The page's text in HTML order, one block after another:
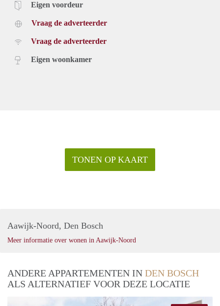
Eigen voordeur
Vraag de adverteerder
Vraag de adverteerder
Eigen woonkamer
TONEN OP KAART
Aawijk-Noord, Den Bosch
Meer informatie over wonen in Aawijk-Noord
ANDERE APPARTEMENTEN IN DEN BOSCH
ALS ALTERNATIEF VOOR DEZE LOCATIE